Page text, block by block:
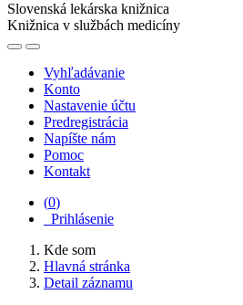
Slovenská lekárska knižnica
Knižnica v službách medicíny
Vyhľadávanie
Konto
Nastavenie účtu
Predregistrácia
Napíšte nám
Pomoc
Kontakt
(0)
Prihlásenie
Kde som
Hlavná stránka
Detail záznamu